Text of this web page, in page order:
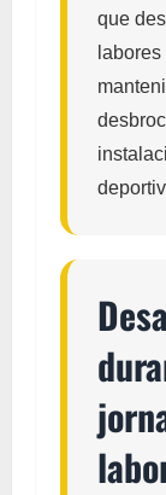
que
labores